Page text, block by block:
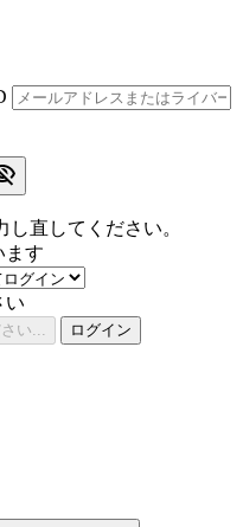
直してください。
ます
い
い... ログイン